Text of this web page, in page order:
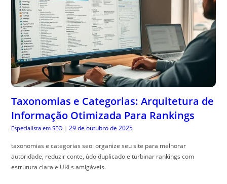
Taxonomias e Categorias: Arquitetura de
Informação Otimizada Para Rankings
Especialista em SEO | 29 de outubro de 2025
taxonomias e categorias seo: organize seu site para melhorar
autoridade, reduzir conte, údo duplicado e turbinar rankings com
estrutura clara e URLs amigáveis.